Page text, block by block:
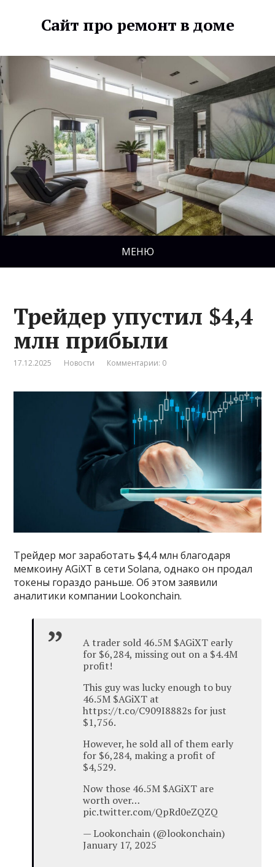
Сайт про ремонт в доме
МЕНЮ
Трейдер упустил $4,4
млн прибыли
17.12.2025 Новости Комментарии: 0
Трейдер мог заработать $4,4 млн благодаря
мемкоину AGiXT в сети Solana, однако он продал
токены гораздо раньше. Об этом заявили
аналитики компании Lookonchain.
A trader sold 46.5M $AGiXT early
for $6,284, missing out on a $4.4M
profit!
This guy was lucky enough to buy
46.5M $AGiXT at
https://t.co/C909I8882s for just
$1,756.
However, he sold all of them early
for $6,284, making a profit of
$4,529.
Now those 46.5M $AGiXT are
worth over…
pic.twitter.com/QpRd0eZQZQ
— Lookonchain (@lookonchain)
January 17, 2025